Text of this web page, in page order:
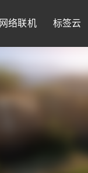
网络联机 标签云